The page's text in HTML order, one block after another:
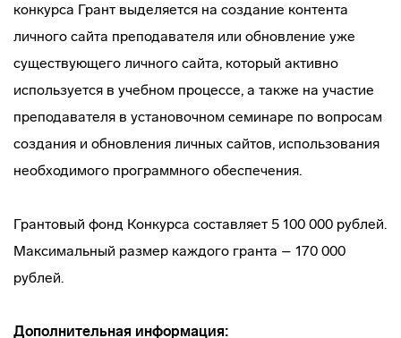
конкурса Грант выделяется на создание контента
личного сайта преподавателя или обновление уже
существующего личного сайта, который активно
используется в учебном процессе, а также на участие
преподавателя в установочном семинаре по вопросам
создания и обновления личных сайтов, использования
необходимого программного обеспечения.
Грантовый фонд Конкурса составляет 5 100 000 рублей.
Максимальный размер каждого гранта – 170 000
рублей.
Дополнительная информация: